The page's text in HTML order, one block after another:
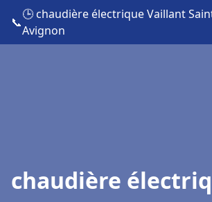
📞
🕒 chaudière électrique Vaillant
Avignon
chaudière